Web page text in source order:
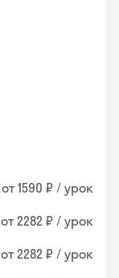
от 1590 ₽ / урок
от 2282 ₽ / урок
от 2282 ₽ / урок